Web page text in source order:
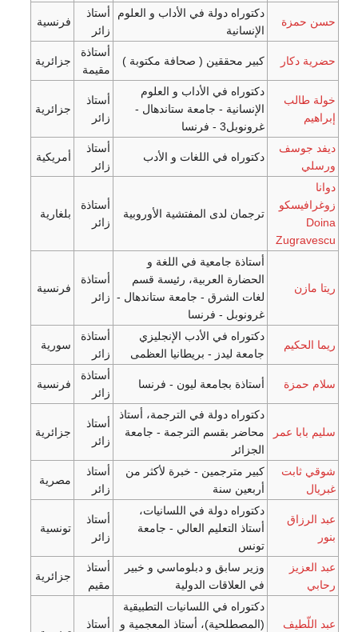
دولة في الأداب و العلوم أستاذ
فرنسية
محققين ( صحافة مكتوبة )
مقيمة
جزائرية
في الأداب و العلوم
- جامعة ستاندهال -
أستاذ
زائر
جزائرية
في اللغات و الأدب
زائر
أمريكية
لدى المفتشية الأوروبية
زائر
بلغارية
جامعية في اللغة و
العربية، رئيسة قسم
الشرق - جامعة ستاندهال -
أستاذة
زائر
فرنسية
في الأدب الإنجليزي
ليدز - بريطانيا العظمى
أستاذة
زائر
سورية
بجامعة ليون - فرنسا
زائر
فرنسية
دولة في الترجمة، أستاذ
بقسم الترجمة - جامعة
أستاذ
زائر
جزائرية
مترجمين - خبرة لأكثر من
سنة
أستاذ
زائر
مصرية
دولة في اللسانيات،
التعليم العالي - جامعة
أستاذ
زائر
تونسية
سابق و دبلوماسي و خبير
الدولية
أستاذ
مقيم
جزائرية
في اللسانيات التطبيقية
أستاذ المعجمية و
أستاذ